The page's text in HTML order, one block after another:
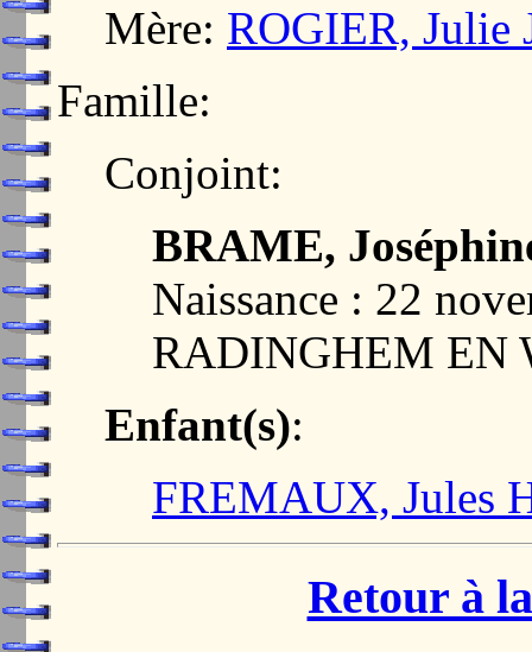
Mère: ROGIER, Julie
Famille:
Conjoint:
BRAME,
Naissance : 22
RADINGHEM EN
Enfant(s):
FREMAUX, Jules
Retour à